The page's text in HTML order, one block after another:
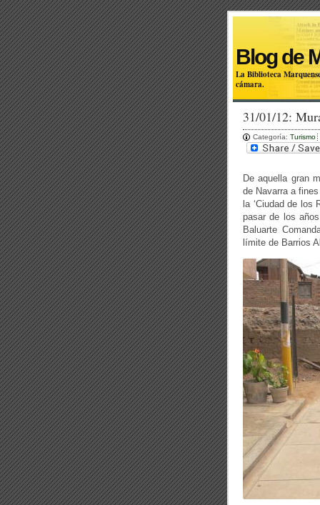
Blog de
La Biblioteca
cámara.
31/01/12:
Categoría: Turismo
De aquella gran
de Navarra a
la ‘Ciudad de los
pasar de los
Baluarte
límite de Barrios